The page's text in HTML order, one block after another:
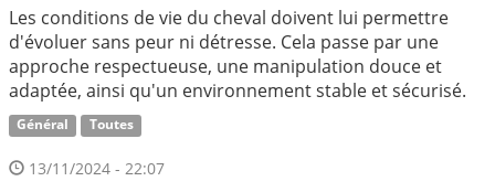
Les conditions de vie du cheval doivent lui permettre
d'évoluer sans peur ni détresse. Cela passe par une
approche respectueuse, une manipulation douce et
adaptée, ainsi qu'un environnement stable et sécurisé.
Général Toutes
13/11/2024 - 22:07